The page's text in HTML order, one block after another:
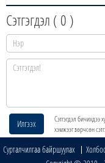
Сэтгэгдэл ( 0 )
Илгээх
Сэтгэгдэл бичихдээ
хэмжээг зөрчсөн
Сурталчилгаа байршуулах